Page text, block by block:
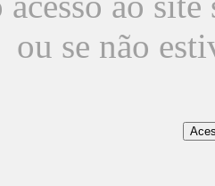
ou se não